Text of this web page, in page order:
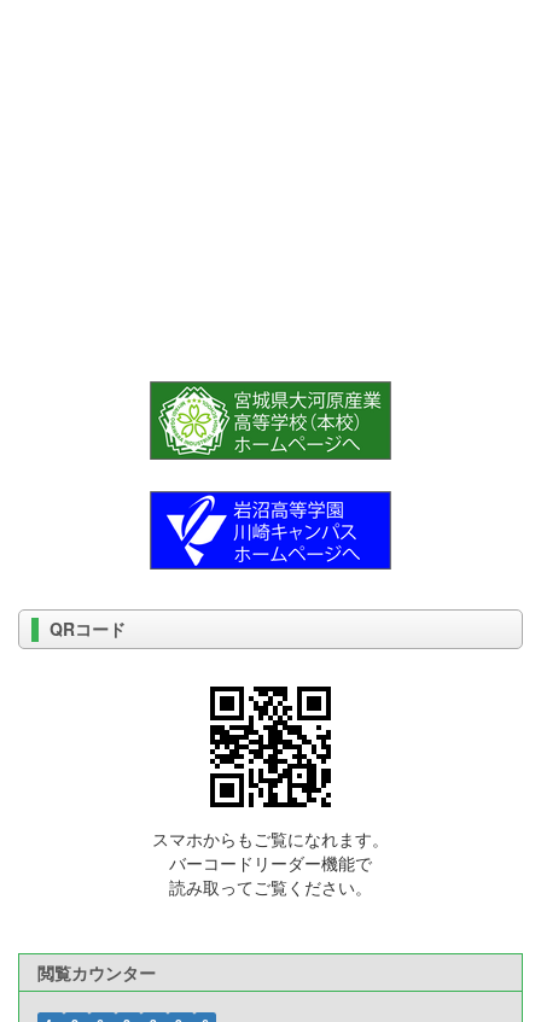
QRコード
スマホからもご覧になれます。
バーコードリーダー機能で
読み取ってご覧ください。
閲覧カウンター